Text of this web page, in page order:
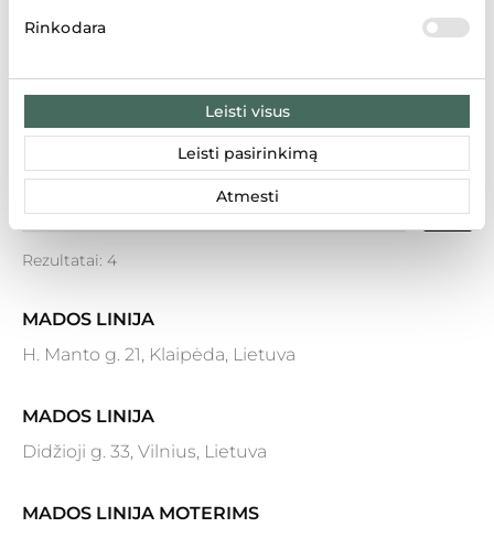
Rinkodara
Leisti visus
Leisti pasirinkimą
Atmesti
Rezultatai: 4
MADOS LINIJA
H. Manto g. 21, Klaipėda, Lietuva
MADOS LINIJA
Didžioji g. 33, Vilnius, Lietuva
MADOS LINIJA MOTERIMS